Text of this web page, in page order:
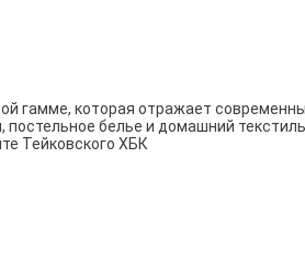
гамме, которая отражает
постельное белье и домашний
Тейковского ХБК